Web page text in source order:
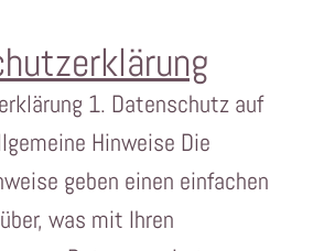
1. Datenschutz auf
Hinweise Die
geben einen einfachen
was mit Ihren